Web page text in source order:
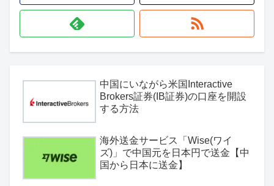
中国にいながら米国Interactive
Brokers証券(IB証券)の口座を開設
する方法
海外送金サービス「Wise(ワイ
ズ)」で中国元を日本円で送金【中
国から日本に送金】